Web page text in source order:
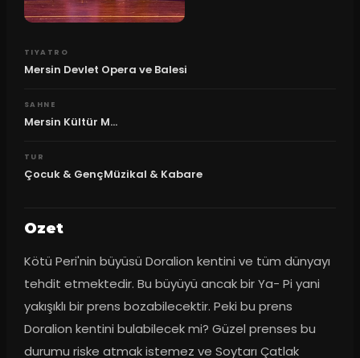
TIYATRO
Mersin Devlet Opera ve Balesi
SAHNE
Mersin Kültür M...
TUR
Çocuk & GençMüzikal & Kabare
Ozet
Kötü Peri'nin büyüsü Doralion kentini ve tüm dünyayı
tehdit etmektedir. Bu büyüyü ancak bir Ya- Pi yani
yakışıklı bir prens bozabilecektir. Peki bu prens
Doralion kentini bulabilecek mi? Güzel prenses bu
durumu riske atmak istemez ve Soytarı Çatlak